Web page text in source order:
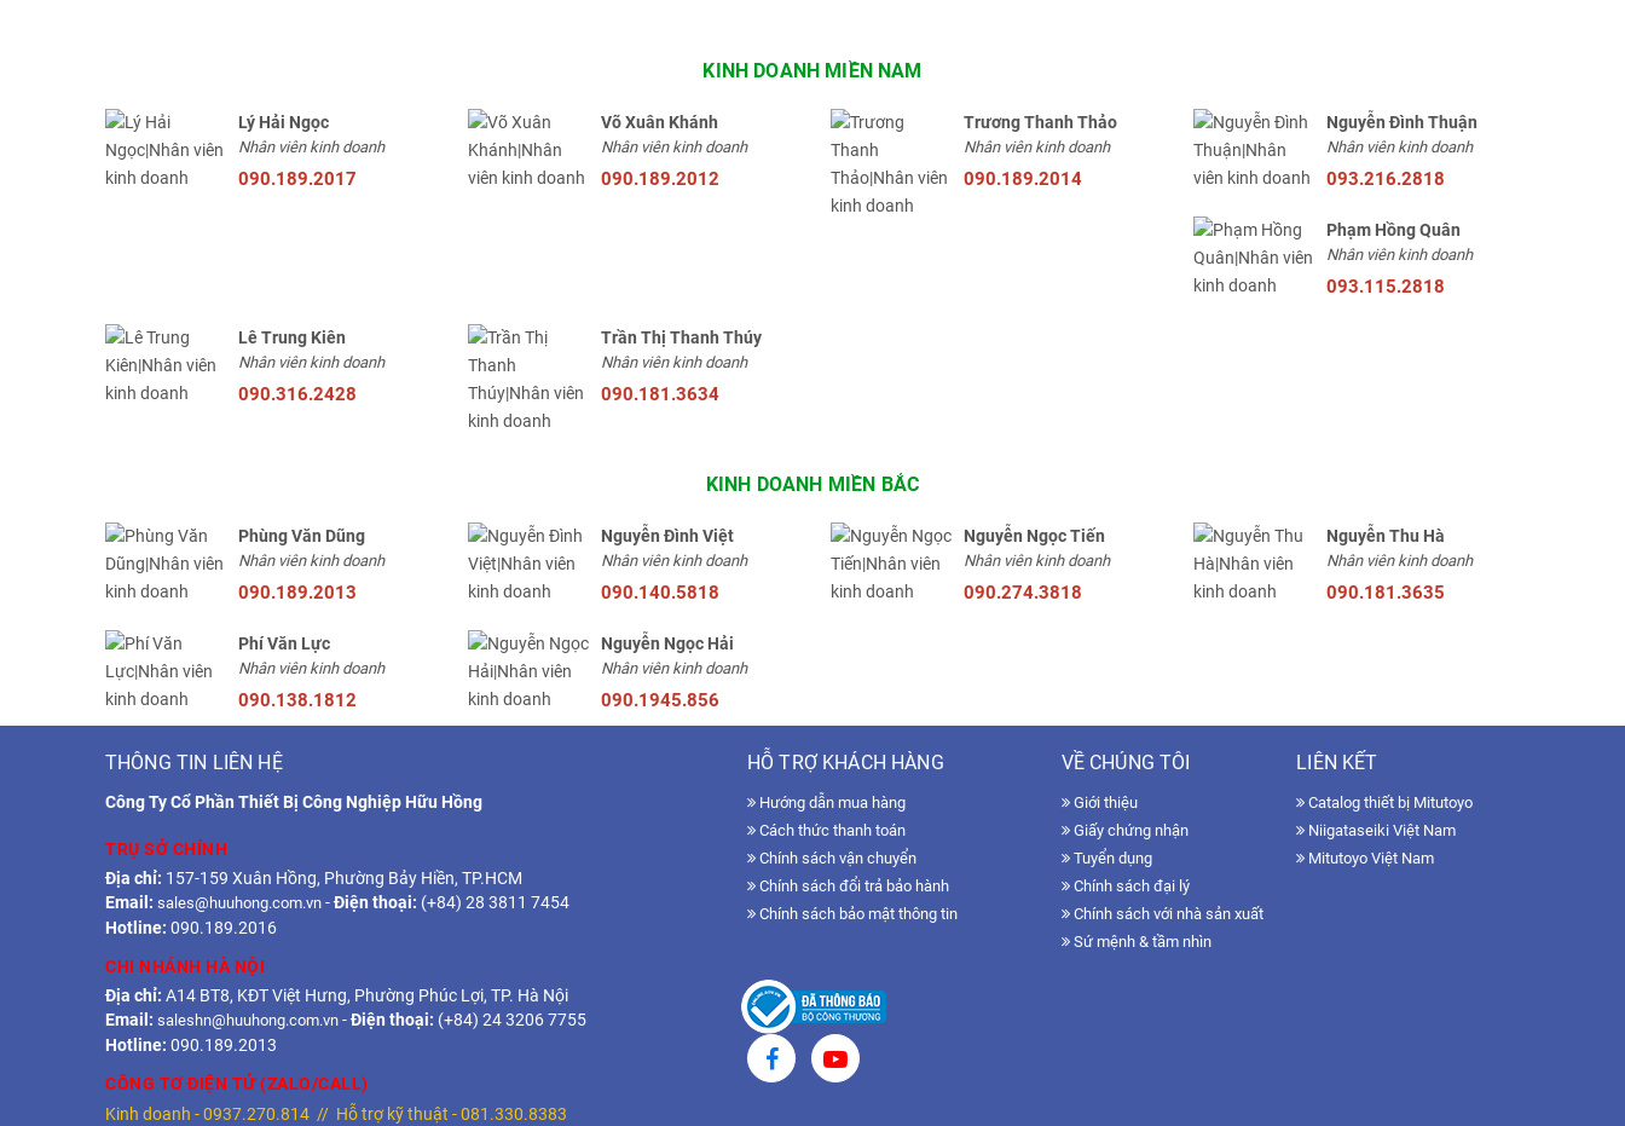
KINH DOANH MIỀN NAM
Lý Hải Ngọc
Nhân viên kinh doanh
090.189.2017
Võ Xuân Khánh
Nhân viên kinh doanh
090.189.2012
Trương Thanh Thảo
Nhân viên kinh doanh
090.189.2014
Nguyễn Đình Thuận
Nhân viên kinh doanh
093.216.2818
Phạm Hồng Quân
Nhân viên kinh doanh
093.115.2818
Lê Trung Kiên
Nhân viên kinh doanh
090.316.2428
Trần Thị Thanh Thúy
Nhân viên kinh doanh
090.181.3634
KINH DOANH MIỀN BẮC
Phùng Văn Dũng
Nhân viên kinh doanh
090.189.2013
Nguyễn Đình Việt
Nhân viên kinh doanh
090.140.5818
Nguyễn Ngọc Tiến
Nhân viên kinh doanh
090.274.3818
Nguyễn Thu Hà
Nhân viên kinh doanh
090.181.3635
Phí Văn Lực
Nhân viên kinh doanh
090.138.1812
Nguyễn Ngọc Hải
Nhân viên kinh doanh
090.1945.856
THÔNG TIN LIÊN HỆ
Công Ty Cổ Phần Thiết Bị Công Nghiệp Hữu Hồng
TRỤ SỞ CHÍNH
Địa chỉ: 157-159 Xuân Hồng, Phường Bảy Hiền, TP.HCM
Email: sales@huuhong.com.vn -Điện thoại: (+84) 28 3811 7454
Hotline: 090.189.2016
CHI NHÁNH HÀ NỘI
Địa chỉ: A14 BT8, KĐT Việt Hưng, Phường Phúc Lợi, TP. Hà Nội
Email: saleshn@huuhong.com.vn -Điện thoại: (+84) 24 3206 7755
Hotline: 090.189.2013
CÔNG TƠ ĐIỆN TỬ (ZALO/CALL)
Kinh doanh -0937.270.814 // Hỗ trợ kỹ thuật -081.330.8383
HỖ TRỢ KHÁCH HÀNG
Hướng dẫn mua hàng
Cách thức thanh toán
Chính sách vận chuyển
Chính sách đổi trả bảo hành
Chính sách bảo mật thông tin
VỀ CHÚNG TÔI
Giới thiệu
Giấy chứng nhận
Tuyển dụng
Chính sách đại lý
Chính sách với nhà sản xuất
Sứ mệnh & tầm nhìn
LIÊN KẾT
Catalog thiết bị Mitutoyo
Niigataseiki Việt Nam
Mitutoyo Việt Nam